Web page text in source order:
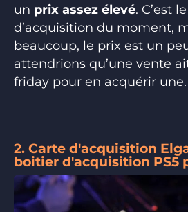
un prix assez élevé. C’est
d’acquisition du moment,
beaucoup, le prix est un
attendrions qu’une vente
friday pour en acquérir une.
2. Carte d'acquisition
boitier d'acquisition PS5